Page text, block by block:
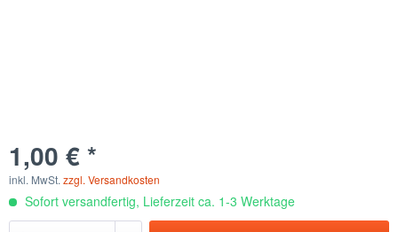
1,00 € *
inkl. MwSt. zzgl. Versandkosten
Sofort versandfertig, Lieferzeit ca. 1-3 Werktage